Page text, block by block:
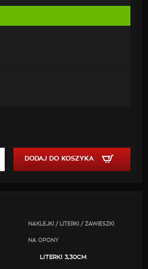
DODAJ DO KOSZYKA
NAKLEJKI / LITERKI / ZAWIESZKI
NA OPONY
LITERKI 3,30CM